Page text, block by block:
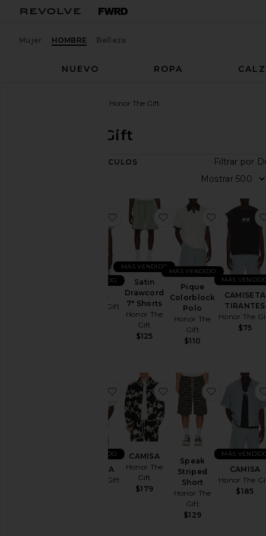
Mujer HOMBRE Belleza
NUEVO
ROPA
Honor The Gift
Honor The Gift
ARTÍCULOS
Honor The Gift
MÁS VENDIDO
favoritoCAMISA
Satin
Drawcord
7" Shorts
Honor The
Gift
$125
MÁS VENDIDO
favoritoSatin Drawcord
Pique
Colorblock
Polo
Honor The
Gift
$110
MÁS VENDIDO
CAMISETA
TIRANTES
Honor The
$75
MÁS
CAMISETA
Honor The Gift
MÁS VENDIDO
favoritoCAMISETA
CAMISA
Honor The
Gift
$179
favoritoCAMISA
Speak
Striped
Short
Honor The
Gift
$129
CAMISA
Honor The
$185
MÁS